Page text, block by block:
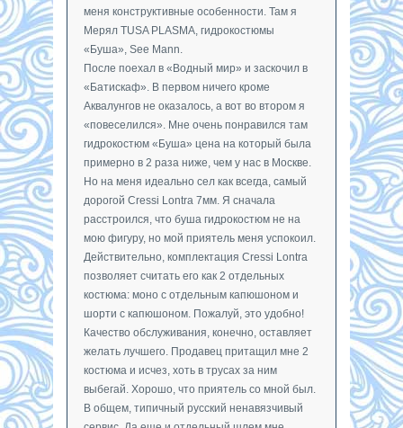
меня конструктивные особенности. Там я
Мерял TUSA PLASMA, гидрокостюмы
«Буша», See Mann.
После поехал в «Водный мир» и заскочил в
«Батискаф». В первом ничего кроме
Аквалунгов не оказалось, а вот во втором я
«повеселился». Мне очень понравился там
гидрокостюм «Буша» цена на который была
примерно в 2 раза ниже, чем у нас в Москве.
Но на меня идеально сел как всегда, самый
дорогой Cressi Lontra 7мм. Я сначала
расстроился, что буша гидрокостюм не на
мою фигуру, но мой приятель меня успокоил.
Действительно, комплектация Cressi Lontra
позволяет считать его как 2 отдельных
костюма: моно с отдельным капюшоном и
шорти с капюшоном. Пожалуй, это удобно!
Качество обслуживания, конечно, оставляет
желать лучшего. Продавец притащил мне 2
костюма и исчез, хоть в трусах за ним
выбегай. Хорошо, что приятель со мной был.
В общем, типичный русский ненавязчивый